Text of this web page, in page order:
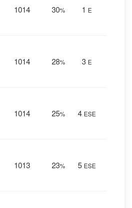
1014 30% 1 E
1014 28% 3 E
1014 25% 4 ESE
1013 23% 5 ESE